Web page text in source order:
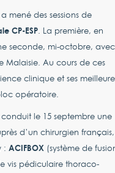
mené des sessions de
CP-ESP. La première, en
seconde, mi-octobre, avec
Malaisie. Au cours de ces
clinique et ses
opératoire.
le 15 septembre une
d’un chirurgien français,
: ACIFBOX (système de
vis pédiculaire thoraco-